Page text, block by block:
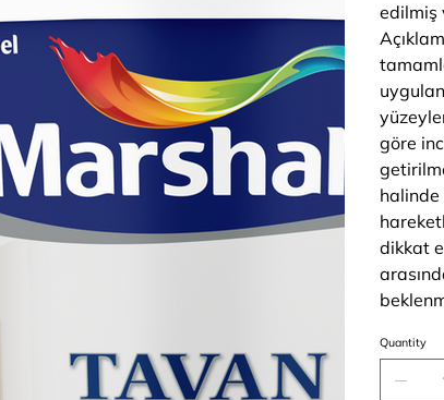
edilmiş
göre
halinde
dikkat
Quantity